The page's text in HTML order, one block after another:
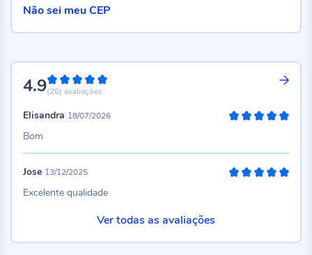
4.998%
(26) avaliações
Elisandra 18/07/2026
Bom
Jose 13/12/2025
Excelente qualidade
Ver todas as avaliações
Não sei meu CEP